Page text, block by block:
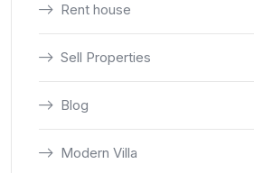
Rent house
Sell Properties
Blog
Modern Villa